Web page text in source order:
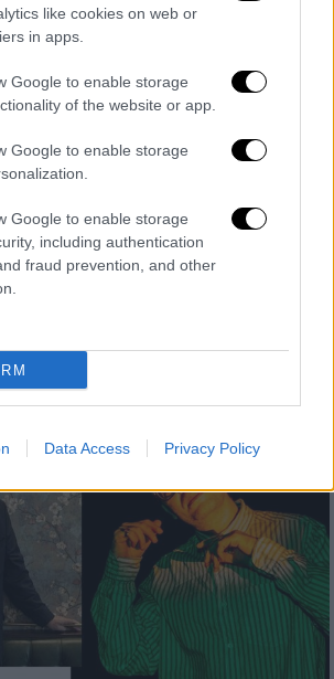
like cookies on web or
in apps.
Google to enable storage
of the website or app.
Google to enable storage
Google to enable storage
including authentication
fraud prevention, and other
Data Access Privacy Policy
05:24
της Κάρμεν του
στην Εθνική Λυρική Σκηνή
μια συγκλονιστική ιστορία
η οποία, μέσα από
μουσική σύνθεση,
ωμότητα τους χαρακτήρες των